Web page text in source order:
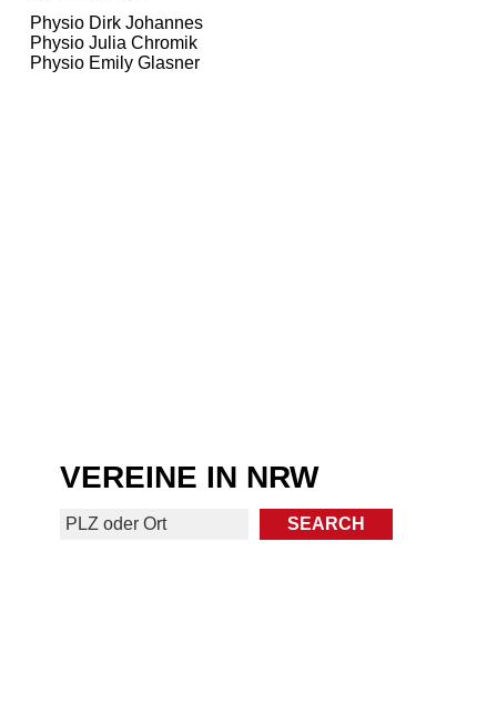
Physio Dirk Johannes
Physio Julia Chromik
Physio Emily Glasner
VEREINE IN NRW